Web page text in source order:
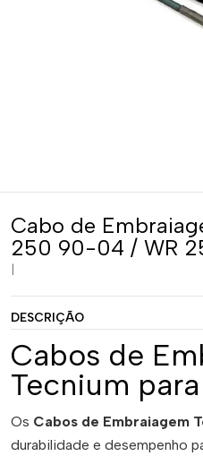
Cabo de
250 90-04 / WR
DESCRIÇÃO
Cabos de
Tecnium
Os Cabos de Embraiagem
durabilidade e desempenho